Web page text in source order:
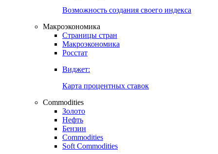
Возможность создания своего индекса
Макроэкономика
Страницы стран
Макроэкономика
Росстат
Виджет:
Карта процентных ставок
Commodities
Золото
Нефть
Бензин
Commodities
Soft Commodities